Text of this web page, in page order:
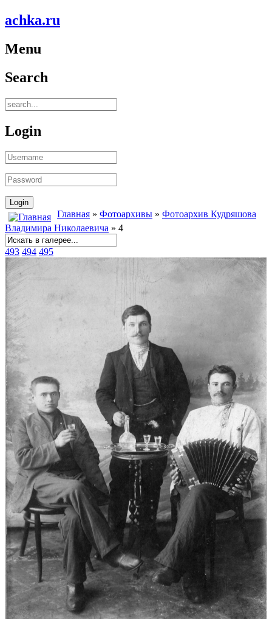
achka.ru
Menu
Search
Login
Главная » Фотоархивы » Фотоархив Кудряшова
Владимира Николаевича » 4
493 494 495